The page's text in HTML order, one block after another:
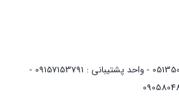
واحد پشتیبانی مشتریان : 05135092741 - واحد پشتیبانی : 09157153791 -